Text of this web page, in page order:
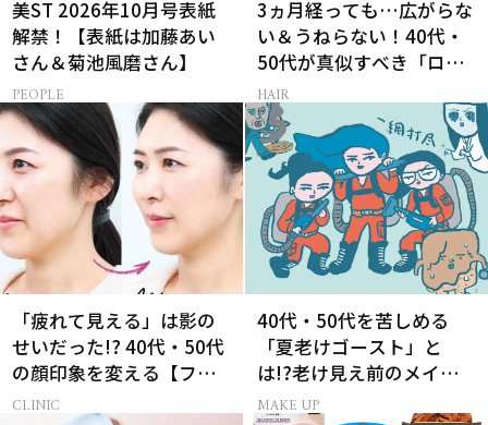
美ST 2026年10月号表紙
解禁！【表紙は加藤あい
さん＆菊池風磨さん】
PEOPLE
3ヵ月経っても…広がらな
い＆うねらない！40代・
50代が真似すべき「ロー
レイヤーボブ」
HAIR
「疲れて見える」は影の
せいだった!? 40代・50代
の顔印象を変える【フィ
ラー治療】とは
CLINIC
40代・50代を苦しめる
「夏老けゴースト」と
は!?老け見え前のメイク
くずれ＆くすみ対策
MAKE UP